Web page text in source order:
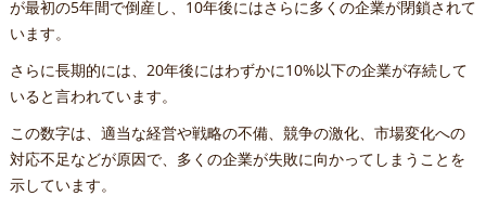
が最初の5年間で倒産し、10年後にはさらに多くの企業が閉鎖されて
います。
さらに長期的には、20年後にはわずかに10%以下の企業が存続して
いると言われています。
この数字は、適当な経営や戦略の不備、競争の激化、市場変化への
対応不足などが原因で、多くの企業が失敗に向かってしまうことを
示しています。